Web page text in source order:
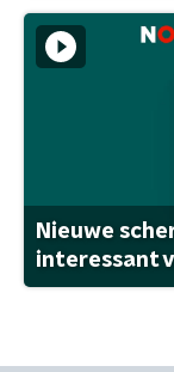
Nieuwe
interessant